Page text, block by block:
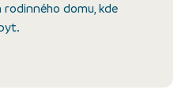
domu, kde